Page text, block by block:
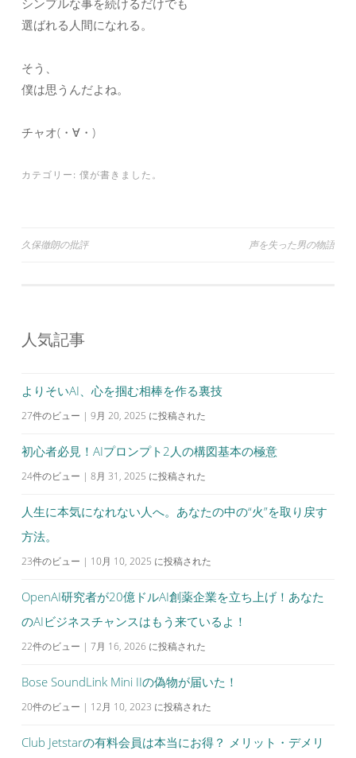
シンプルな事を続けるだけでも
選ばれる人間になれる。
そう、
僕は思うんだよね。
チャオ(・∀・)
カテゴリー: 僕が書きました。
投
ゲ
シ
ョ
久保徹朗の批評 声を失った男の物語
人気記事
よりそいAI、心を掴む相棒を作る裏技
27件のビュー | 9月 20, 2025 に投稿された
初心者必見！AIプロンプト2人の構図基本の極意
24件のビュー | 8月 31, 2025 に投稿された
人生に本気になれない人へ。あなたの中の“火”を取り戻す
方法。
23件のビュー | 10月 10, 2025 に投稿された
OpenAI研究者が20億ドルAI創薬企業を立ち上げ！あなた
のAIビジネスチャンスはもう来ているよ！
22件のビュー | 7月 16, 2026 に投稿された
Bose SoundLink Mini IIの偽物が届いた！
20件のビュー | 12月 10, 2023 に投稿された
Club Jetstarの有料会員は本当にお得？ メリット・デメリ